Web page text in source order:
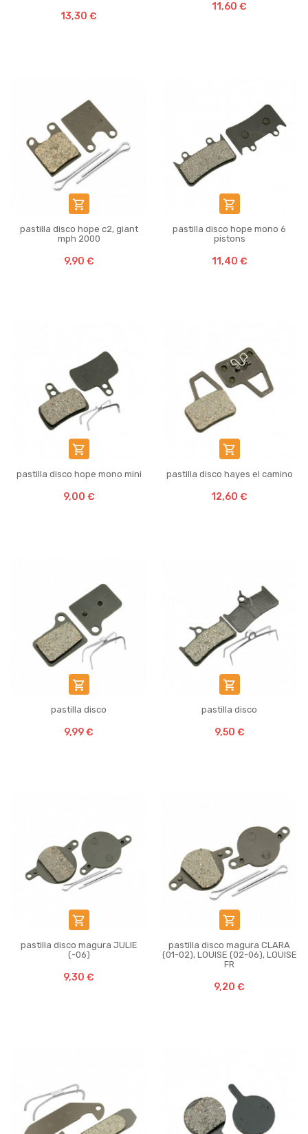
13,30 €
11,60 €

pastilla disco hope c2, giant
mph 2000
9,90 €

pastilla disco hope mono 6
pistons
11,40 €

pastilla disco hope mono mini
9,00 €

pastilla disco hayes el camino
12,60 €

pastilla disco
9,99 €

pastilla disco
9,50 €

pastilla disco magura JULIE
(-06)
9,30 €

pastilla disco magura CLARA
(01-02), LOUISE (02-06), LOUISE
FR
9,20 €